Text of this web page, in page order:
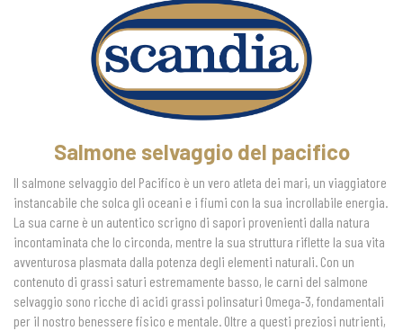
FIORETTO DI SALMONE SELVAGGIO
PUNTI VENDITA
ESHOP
CONTATTI
SEGUICI
Salmone selvaggio del pacifico
Il salmone selvaggio del Pacifico è un vero atleta dei mari, un viaggiatore
instancabile che solca gli oceani e i fiumi con la sua incrollabile energia.
La sua carne è un autentico scrigno di sapori provenienti dalla natura
incontaminata che lo circonda, mentre la sua struttura riflette la sua vita
avventurosa plasmata dalla potenza degli elementi naturali. Con un
contenuto di grassi saturi estremamente basso, le carni del salmone
selvaggio sono ricche di acidi grassi polinsaturi Omega-3, fondamentali
per il nostro benessere fisico e mentale. Oltre a questi preziosi nutrienti,